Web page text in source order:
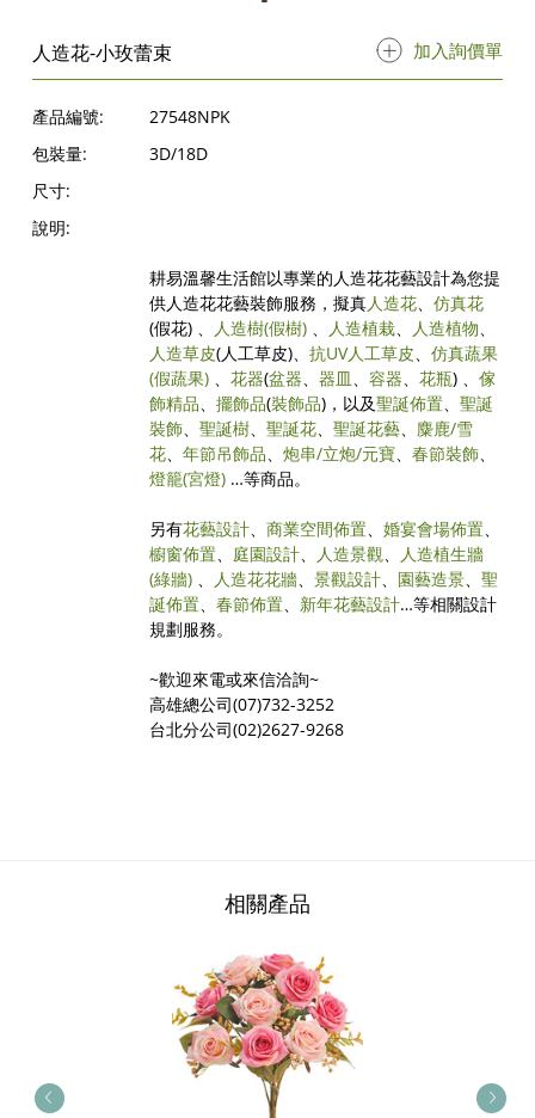
人造花-小玫蕾束 加入詢價單
產品編號:
27548NPK
包裝量:
3D/18D
尺寸:
說明:
耕易溫馨生活館以專業的人造花花藝設計為您提
供人造花花藝裝飾服務，擬真人造花、仿真花
(假花) 、 人造樹(假樹) 、 人造植栽、 人造植物、
人造草皮(人工草皮)、抗UV人工草皮、仿真蔬果
(假蔬果) 、花器(盆器、器皿、容器、花瓶) 、傢
飾精品、擺飾品(裝飾品)，以及聖誕佈置、聖誕
裝飾、聖誕樹、聖誕花、聖誕花藝、 麋鹿/雪
花、年節吊飾品、炮串/立炮/元寶、春節裝飾、
燈籠(宮燈) …等商品。
另有花藝設計、商業空間佈置、婚宴會場佈置、
櫥窗佈置、 庭園設計、 人造景觀、 人造植生牆
(綠牆) 、 人造花花牆、景觀設計、 園藝造景、聖
誕佈置、春節佈置、 新年花藝設計…等相關設計
規劃服務。
~歡迎來電或來信洽詢~
高雄總公司(07)732-3252
台北分公司(02)2627-9268
相關產品